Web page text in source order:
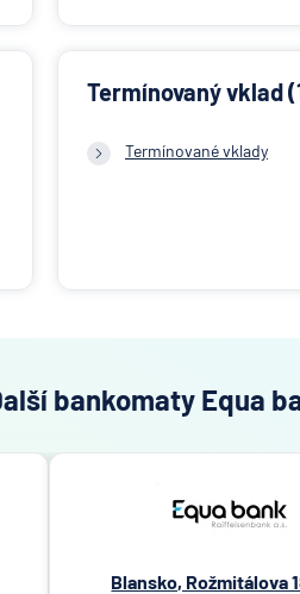
Termínovaný vklad
Termínované vklady
bankomaty Equa
Blansko, Rožmitálova